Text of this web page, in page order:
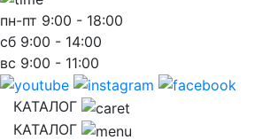
пн-пт 9:00 - 18:00
сб 9:00 - 14:00
вс 9:00 - 11:00
КАТАЛОГ
КАТАЛОГ